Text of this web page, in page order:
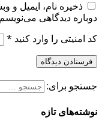
ذخیره نام، ایمیل و
دوباره دیدگاهی
کد امنیتی را وارد کنید *
جستجو برای:
نوشته‌های تازه